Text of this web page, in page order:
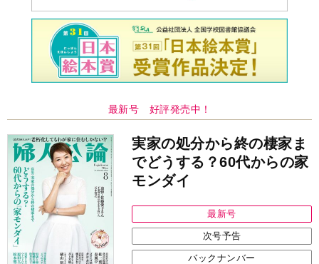
最新号 好評発売中！
実家の処分から終の棲家ま
でどうする？60代からの家
モンダイ
最新号
次号予告
バックナンバー